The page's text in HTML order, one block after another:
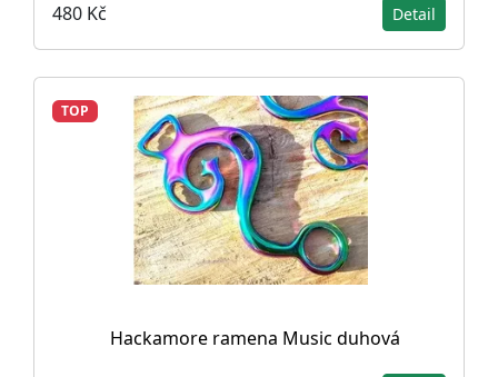
480 Kč Detail
TOP
Hackamore ramena Music duhová